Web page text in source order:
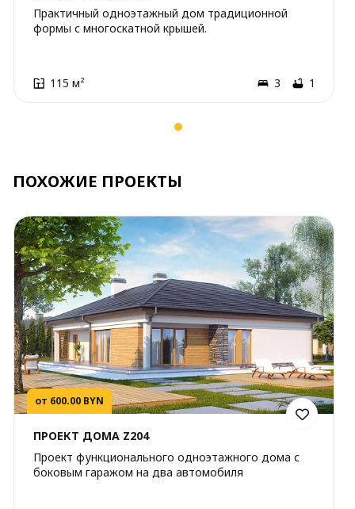
Практичный одноэтажный дом традиционной
формы с многоскатной крышей.
115 м² 3 1
ПОХОЖИЕ ПРОЕКТЫ
от 600.00 BYN
ПРОЕКТ ДОМА Z204
Проект функционального одноэтажного дома с
боковым гаражом на два автомобиля